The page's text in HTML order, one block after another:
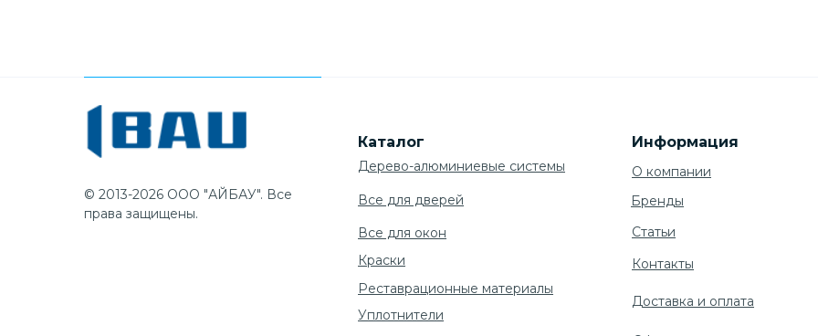
Каталог Информация
Дерево-алюминиевые системы
Все для дверей
Все для окон
Реставрационные материалы
Уплотнители
© 2013-2026 ООО "АЙБАУ". Все
права защищены.
О компании
Cтатьи
Контакты
Доставка и оплата
Краски
Бренды